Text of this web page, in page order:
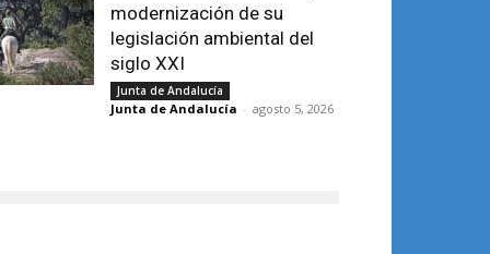
modernización de su
legislación ambiental del
siglo XXI
Junta de Andalucía
Junta de Andalucía - agosto 5, 2026